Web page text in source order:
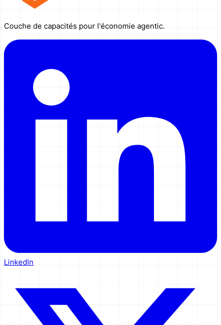
Couche de capacités pour l'économie agentic.
LinkedIn